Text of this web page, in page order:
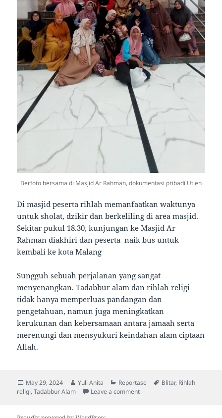
Berfoto bersama di Masjid Ar Rahman, dokumentasi pribadi Utien
Di masjid peserta rihlah memanfaatkan waktunya
untuk sholat, dzikir dan berkeliling di area masjid.
Sekitar pukul 18.30, kunjungan ke Masjid Ar
Rahman diakhiri dan peserta naik bus untuk
kembali ke kota Malang
Sungguh sebuah perjalanan yang sangat
menyenangkan. Tadabbur alam dan rihlah religi
tidak hanya memperluas pandangan dan
pengetahuan, namun juga meningkatkan
kerukunan dan kebersamaan antara jamaah serta
merenungi dan mensyukuri keindahan alam ciptaan
Allah.
Posted
on
May 29, 2024 Author
Yuli Anita Categories
Reportase Tags
Blitar, Rihlah
religi,Tadabbur Alam Leave a commenton Tingkatkan Kebersamaan